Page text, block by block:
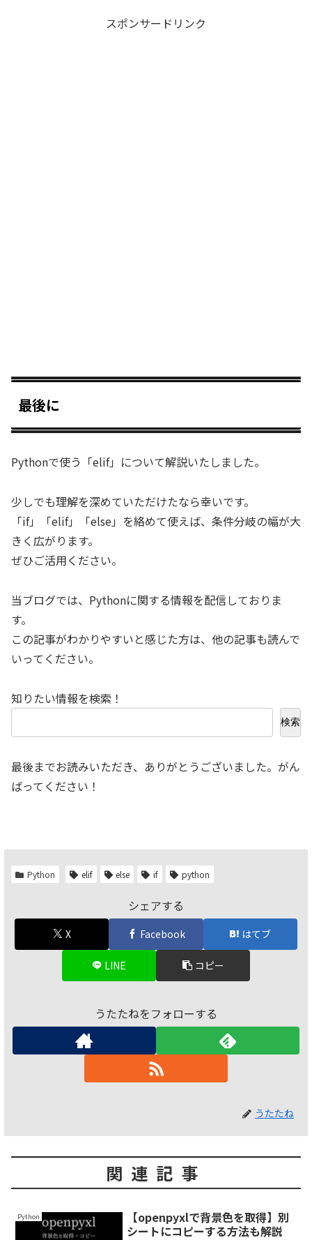
スポンサードリンク
最後に
Pythonで使う「elif」について解説いたしました。
少しでも理解を深めていただけたなら幸いです。
「if」「elif」「else」を絡めて使えば、条件分岐の幅が大
きく広がります。
ぜひご活用ください。
当ブログでは、Pythonに関する情報を配信しておりま
す。
この記事がわかりやすいと感じた方は、他の記事も読んで
いってください。
知りたい情報を検索！
検索
最後までお読みいただき、ありがとうございました。がん
ばってください！
Python elif else if python
シェアする
X Facebook はてブ
LINE コピー
うたたねをフォローする
うたたね
関連記事
Python
【openpyxlで背景色を取得】別
シートにコピーする方法も解説